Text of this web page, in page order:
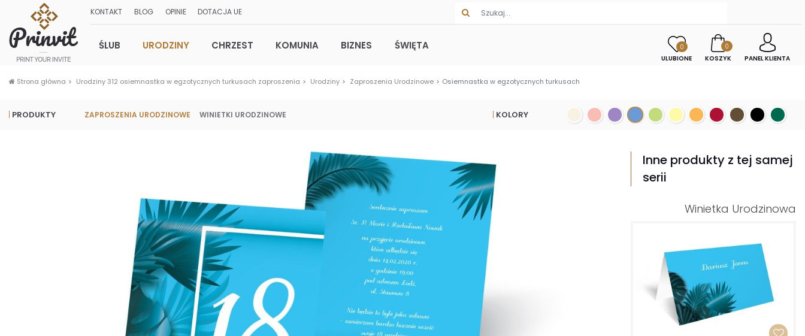
KONTAKT BLOG OPINIE DOTACJA UE
ŚLUB URODZINY CHRZEST KOMUNIA BIZNES ŚWIĘTA
0
ULUBIONE
0
KOSZYK
PANEL KLIENTA
Strona główna Urodziny 312 osiemnastka w egzotycznych turkusach zaproszenia Urodziny Zaproszenia Urodzinowe Osiemnastka w egzotycznych turkusach
PRODUKTY ZAPROSZENIA URODZINOWE WINIETKI URODZINOWE KOLORY
Inne produkty z tej samej
serii
Winietka Urodzinowa